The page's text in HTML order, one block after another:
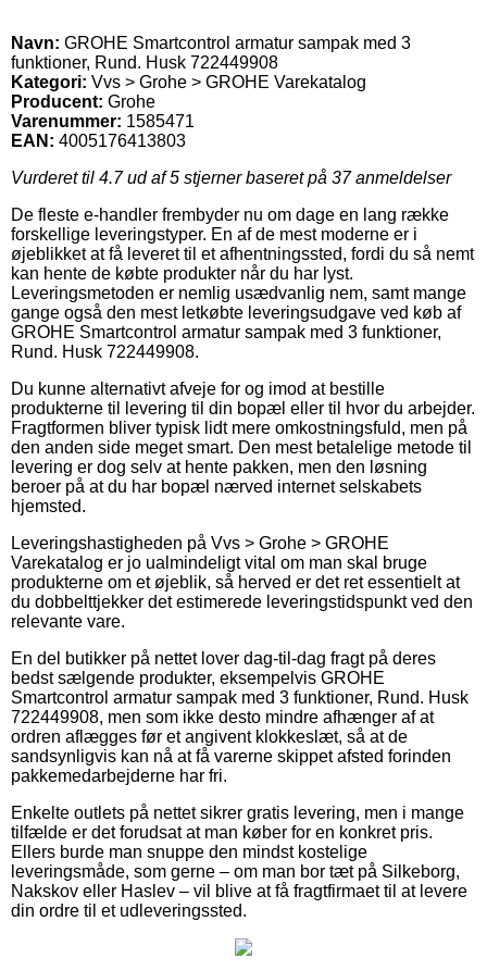
Navn: GROHE Smartcontrol armatur sampak med 3
funktioner, Rund. Husk 722449908
Kategori: Vvs > Grohe > GROHE Varekatalog
Producent: Grohe
Varenummer: 1585471
EAN: 4005176413803
Vurderet til 4.7ud af 5 stjerner baseret på 37anmeldelser
De fleste e-handler frembyder nu om dage en lang række
forskellige leveringstyper. En af de mest moderne er i
øjeblikket at få leveret til et afhentningssted, fordi du så nemt
kan hente de købte produkter når du har lyst.
Leveringsmetoden er nemlig usædvanlig nem, samt mange
gange også den mest letkøbte leveringsudgave ved køb af
GROHE Smartcontrol armatur sampak med 3 funktioner,
Rund. Husk 722449908.
Du kunne alternativt afveje for og imod at bestille
produkterne til levering til din bopæl eller til hvor du arbejder.
Fragtformen bliver typisk lidt mere omkostningsfuld, men på
den anden side meget smart. Den mest betalelige metode til
levering er dog selv at hente pakken, men den løsning
beroer på at du har bopæl nærved internet selskabets
hjemsted.
Leveringshastigheden på Vvs > Grohe > GROHE
Varekatalog er jo ualmindeligt vital om man skal bruge
produkterne om et øjeblik, så herved er det ret essentielt at
du dobbelttjekker det estimerede leveringstidspunkt ved den
relevante vare.
En del butikker på nettet lover dag-til-dag fragt på deres
bedst sælgende produkter, eksempelvis GROHE
Smartcontrol armatur sampak med 3 funktioner, Rund. Husk
722449908, men som ikke desto mindre afhænger af at
ordren aflægges før et angivent klokkeslæt, så at de
sandsynligvis kan nå at få varerne skippet afsted forinden
pakkemedarbejderne har fri.
Enkelte outlets på nettet sikrer gratis levering, men i mange
tilfælde er det forudsat at man køber for en konkret pris.
Ellers burde man snuppe den mindst kostelige
leveringsmåde, som gerne – om man bor tæt på Silkeborg,
Nakskov eller Haslev – vil blive at få fragtfirmaet til at levere
din ordre til et udleveringssted.